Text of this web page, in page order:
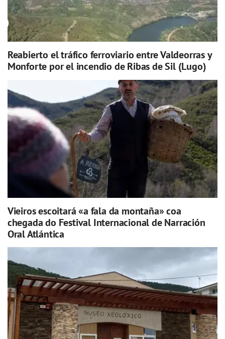
Reabierto el tráfico ferroviario entre Valdeorras y
Monforte por el incendio de Ribas de Sil (Lugo)
Vieiros escoitará «a fala da montaña» coa
chegada do Festival Internacional de Narración
Oral Atlántica